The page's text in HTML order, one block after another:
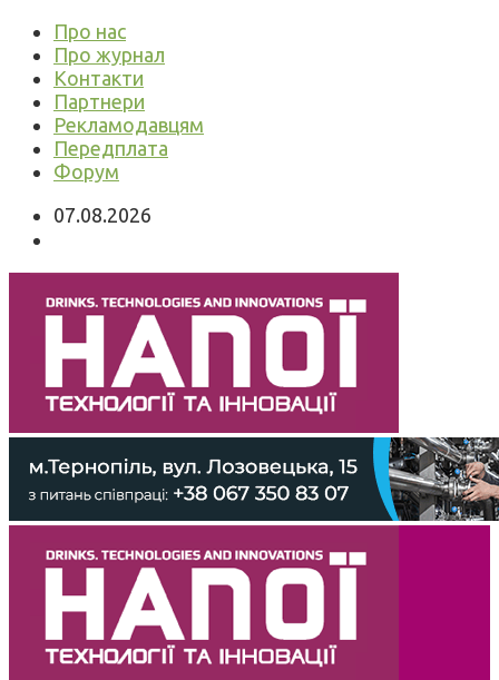
Про нас
Про журнал
Контакти
Партнери
Рекламодавцям
Передплата
Форум
07.08.2026